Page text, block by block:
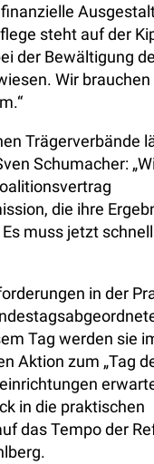
steht auf der
der Bewältigung
Wir brauchen
Trägerverbände
Schumacher:
die ihre
muss jetzt schnell
in der
Tag werden sie
Aktion zum „Tag
in die praktischen
das Tempo der